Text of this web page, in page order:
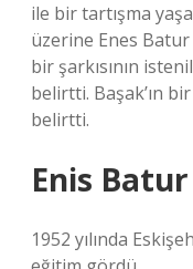
ile bir tartışma
üzerine Enes Batur
bir şarkısının
belirtti. Başak’ın
belirtti.
Enis
1952 yılında